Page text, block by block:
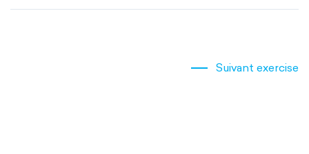
Suivant exercise